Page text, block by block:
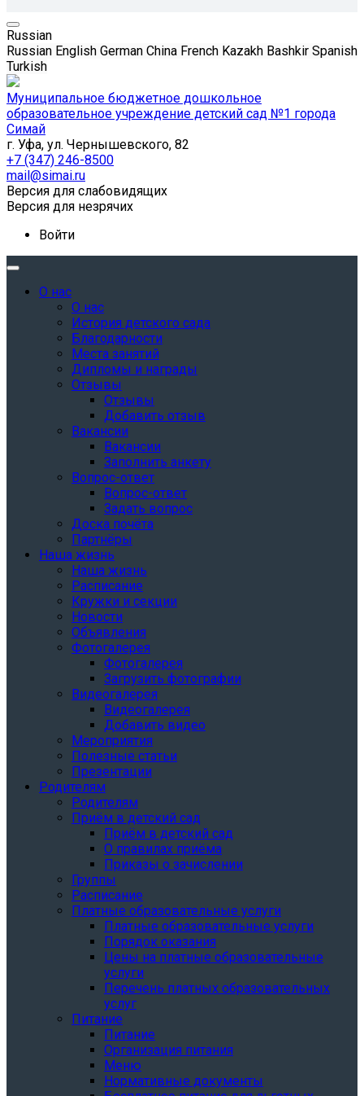
Russian
Russian English German China French Kazakh Bashkir Spanish
Turkish
Муниципальное бюджетное дошкольное
образовательное учреждение детский сад №1 города
Симай
г. Уфа, ул. Чернышевского, 82
+7 (347) 246-8500
mail@simai.ru
Версия для слабовидящих
Версия для незрячих
Войти
О нас
О нас
История детского сада
Благодарности
Места занятий
Дипломы и награды
Отзывы
Отзывы
Добавить отзыв
Вакансии
Вакансии
Заполнить анкету
Вопрос-ответ
Вопрос-ответ
Задать вопрос
Доска почёта
Партнёры
Наша жизнь
Наша жизнь
Расписание
Кружки и секции
Новости
Объявления
Фотогалерея
Фотогалерея
Загрузить фотографии
Видеогалерея
Видеогалерея
Добавить видео
Мероприятия
Полезные статьи
Презентации
Родителям
Родителям
Приём в детский сад
Приём в детский сад
О правилах приёма
Приказы о зачислении
Группы
Расписание
Платные образовательные услуги
Платные образовательные услуги
Порядок оказания
Цены на платные образовательные
услуги
Перечень платных образовательных
услуг
Питание
Питание
Организация питания
Меню
Нормативные документы